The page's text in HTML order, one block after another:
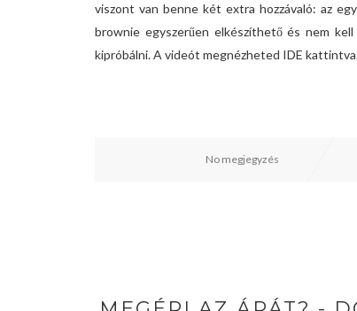
viszont van benne két extra hozzávaló: az
brownie egyszerűen elkészíthető és nem
kipróbálni. A videót megnézheted IDE
No megjegyzés